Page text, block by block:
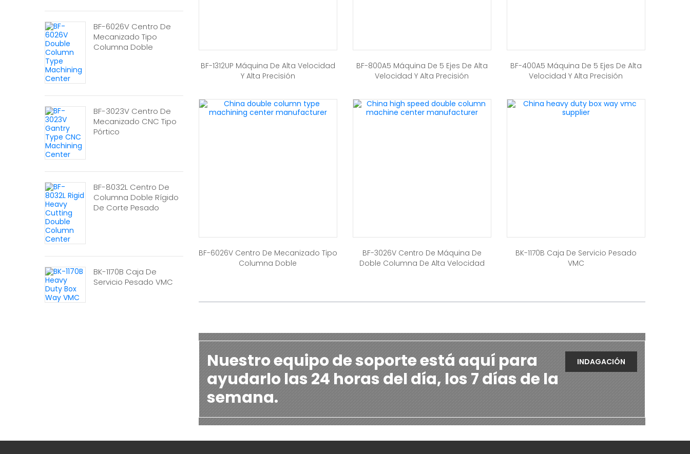
BF-6026V Centro De
Mecanizado Tipo
Columna Doble
BF-3023V Centro De
Mecanizado CNC Tipo
Pórtico
BF-8032L Centro De
Columna Doble Rígido
De Corte Pesado
BK-1170B Caja De
Servicio Pesado VMC
BF-1312UP Máquina De Alta Velocidad
Y Alta Precisión
BF-800A5 Máquina De 5 Ejes De Alta
Velocidad Y Alta Precisión
BF-400A5 Máquina De 5 Ejes De Alta
Velocidad Y Alta Precisión
BF-6026V Centro De Mecanizado Tipo
Columna Doble
BF-3026V Centro De Máquina De
Doble Columna De Alta Velocidad
BK-1170B Caja De Servicio Pesado
VMC
Nuestro equipo de soporte está aquí para
ayudarlo las 24 horas del día, los 7 días de la
semana.
INDAGACIÓN